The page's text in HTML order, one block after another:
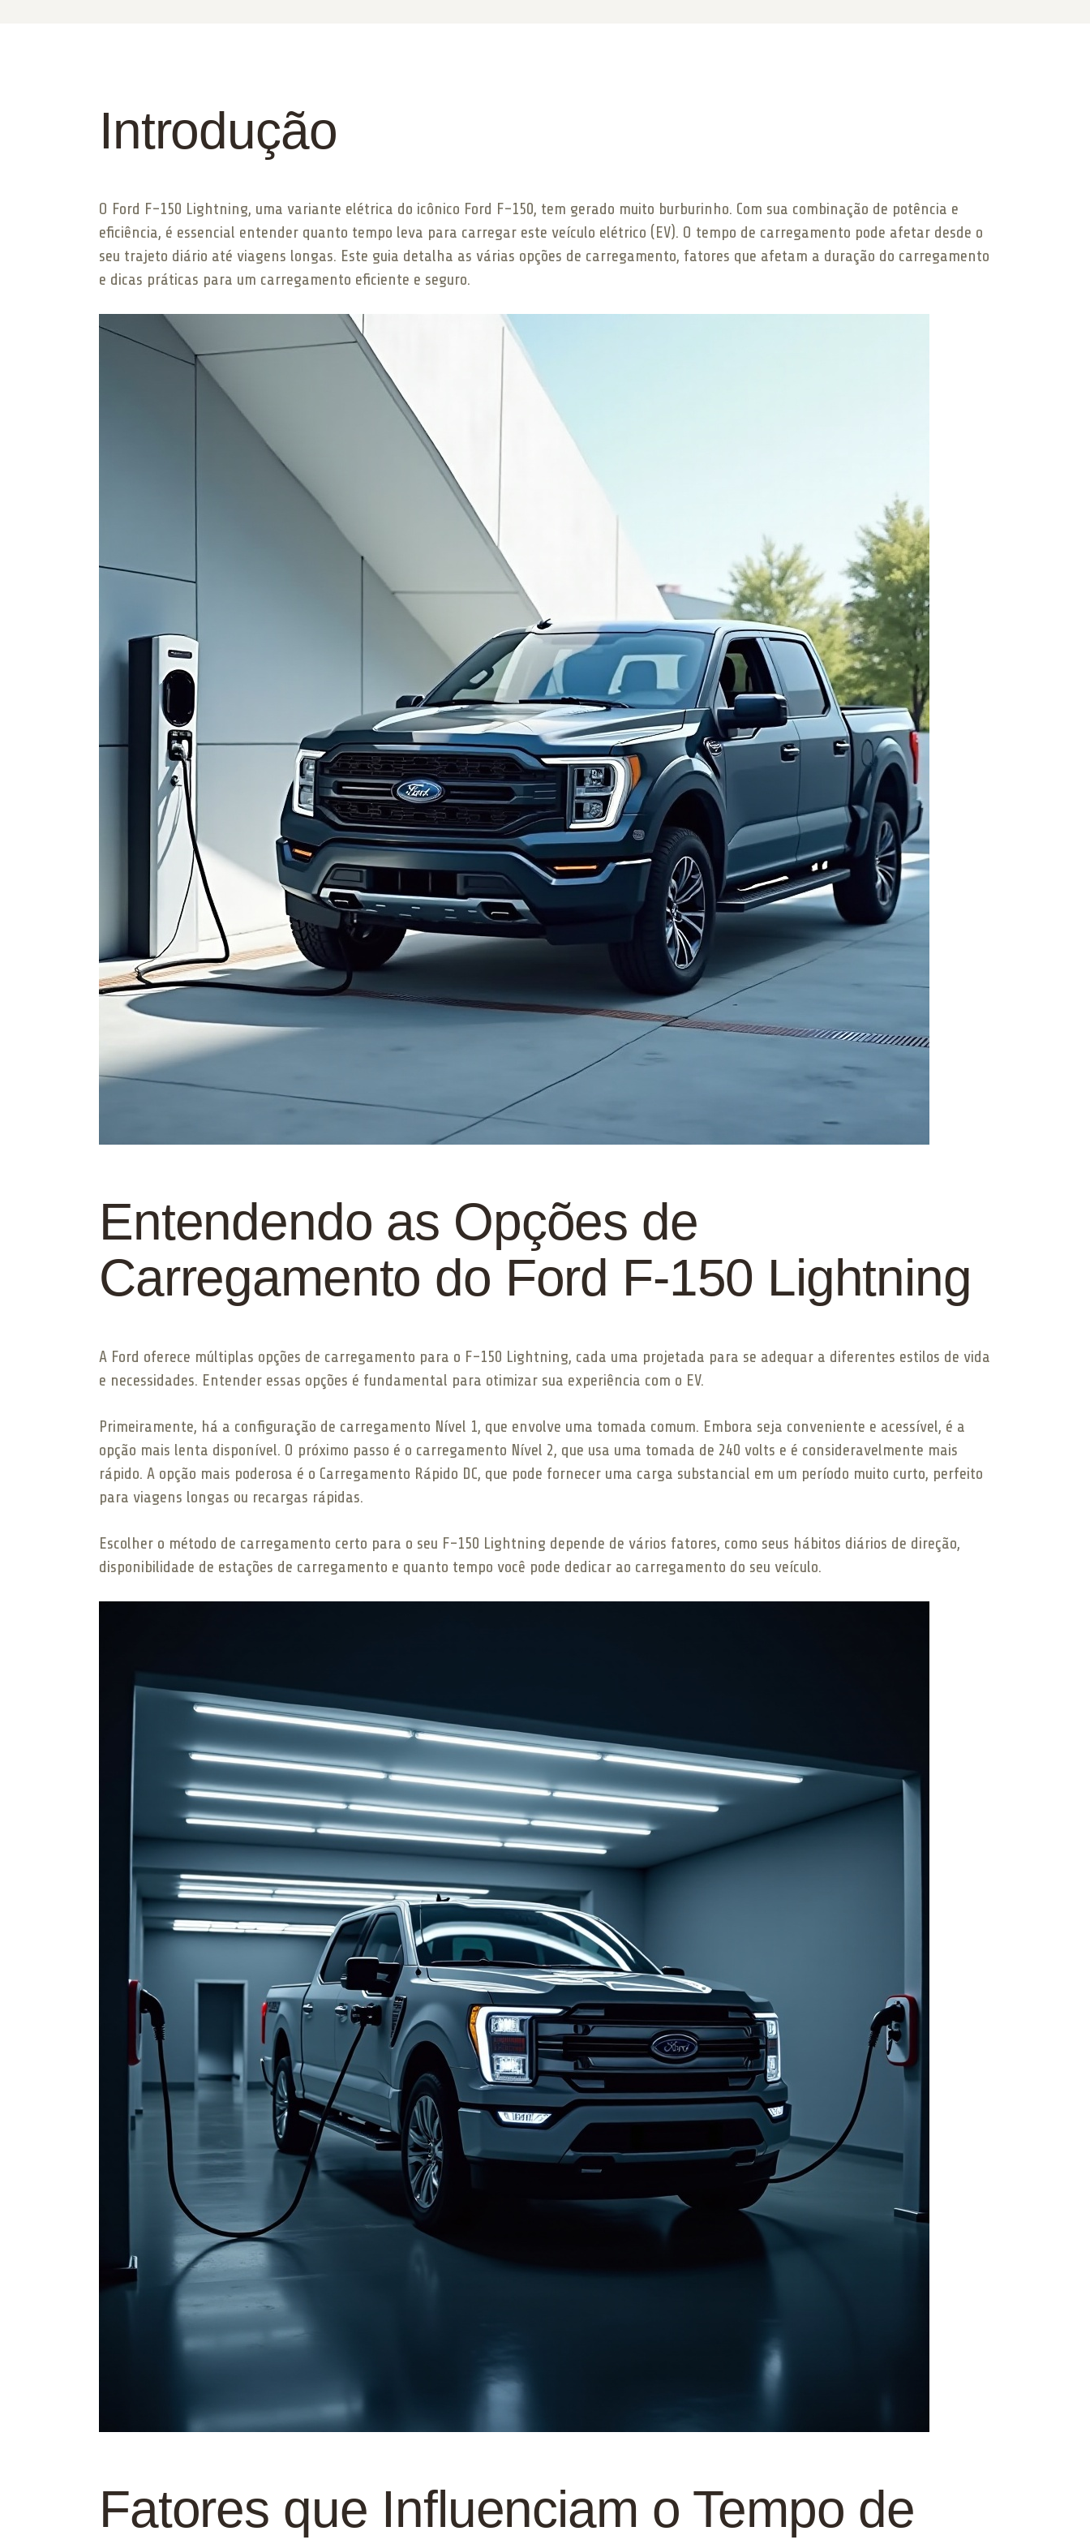
Introdução
O Ford F-150 Lightning, uma variante elétrica do icônico Ford F-150, tem gerado muito burburinho. Com sua combinação de potência e
eficiência, é essencial entender quanto tempo leva para carregar este veículo elétrico (EV). O tempo de carregamento pode afetar desde o
seu trajeto diário até viagens longas. Este guia detalha as várias opções de carregamento, fatores que afetam a duração do carregamento
e dicas práticas para um carregamento eficiente e seguro.
Entendendo as Opções de
Carregamento do Ford F-150 Lightning
A Ford oferece múltiplas opções de carregamento para o F-150 Lightning, cada uma projetada para se adequar a diferentes estilos de vida
e necessidades. Entender essas opções é fundamental para otimizar sua experiência com o EV.
Primeiramente, há a configuração de carregamento Nível 1, que envolve uma tomada comum. Embora seja conveniente e acessível, é a
opção mais lenta disponível. O próximo passo é o carregamento Nível 2, que usa uma tomada de 240 volts e é consideravelmente mais
rápido. A opção mais poderosa é o Carregamento Rápido DC, que pode fornecer uma carga substancial em um período muito curto, perfeito
para viagens longas ou recargas rápidas.
Escolher o método de carregamento certo para o seu F-150 Lightning depende de vários fatores, como seus hábitos diários de direção,
disponibilidade de estações de carregamento e quanto tempo você pode dedicar ao carregamento do seu veículo.
Fatores que Influenciam o Tempo de